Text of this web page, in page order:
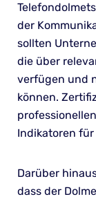
der
sollten
die über
verfügen und
können.
Indikatoren für
Darüber
dass der